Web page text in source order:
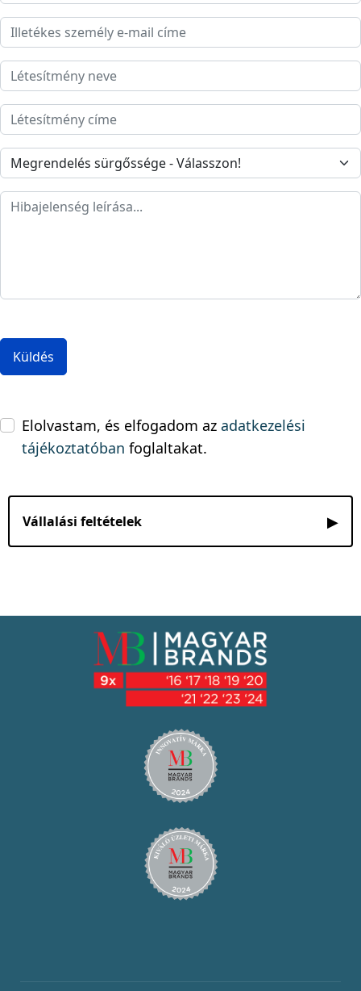
Küldés
Elolvastam, és elfogadom az adatkezelési
tájékoztatóban foglaltakat.
Vállalási feltételek ▶